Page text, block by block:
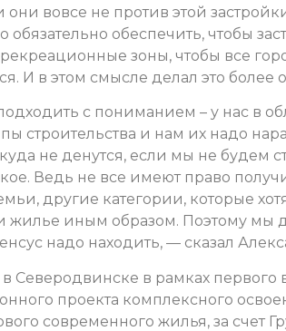
они вовсе не против этой
обязательно обеспечить, чтобы
зоны, чтобы все
И в этом смысле делал это более
с пониманием – у нас в
строительства и нам их надо
не денутся, если мы не будем
Ведь не все имеют право
другие категории, которые
жилье иным образом. Поэтому мы
надо находить, — сказал
Северодвинске в рамках первого
проекта комплексного
современного жилья, за счет